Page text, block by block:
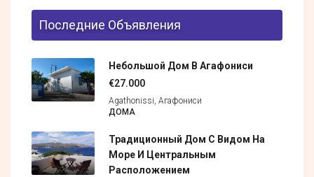
Последние Объявления
Небольшой Дом В Агафониси
€27.000
Agathonissi, Агафониси
ДОМА
Традиционный Дом С Видом На
Море И Центральным
Расположением